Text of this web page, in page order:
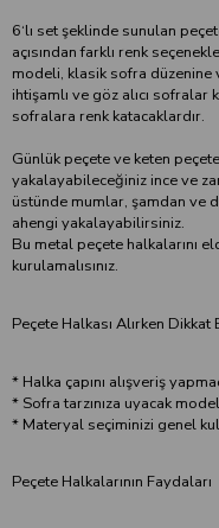
6‘lı set şeklinde sunulan
açısından farklı renk
modeli, klasik sofra
ihtişamlı ve göz alıcı
sofralara renk katacaklardır.
Günlük peçete ve keten
yakalayabileceğiniz ince ve
üstünde mumlar, şamdan ve
ahengi yakalayabilirsiniz.
Bu metal peçete halkalarını
kurulamalısınız.
Peçete Halkası Alırken
* Halka çapını alışveriş
* Sofra tarzınıza uyacak
* Materyal seçiminizi genel
Peçete Halkalarının Faydaları